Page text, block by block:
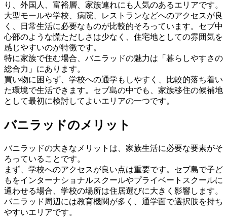
り、外国人、富裕層、家族連れにも人気のあるエリアです。
大型モールや学校、病院、レストランなどへのアクセスが良
く、日常生活に必要なものが比較的そろっています。セブ中
心部のような慌ただしさは少なく、住宅地としての雰囲気を
感じやすいのが特徴です。
特に家族で住む場合、バニラッドの魅力は「暮らしやすさの
総合力」にあります。
買い物に困らず、学校への通学もしやすく、比較的落ち着い
た環境で生活できます。セブ島の中でも、家族移住の候補地
として最初に検討してよいエリアの一つです。
バニラッドのメリット
バニラッドの大きなメリットは、家族生活に必要な要素がそ
ろっていることです。
まず、学校へのアクセスが良い点は重要です。セブ島で子ど
もをインターナショナルスクールやプライベートスクールに
通わせる場合、学校の場所は住居選びに大きく影響します。
バニラッド周辺には教育機関が多く、通学面で選択肢を持ち
やすいエリアです。